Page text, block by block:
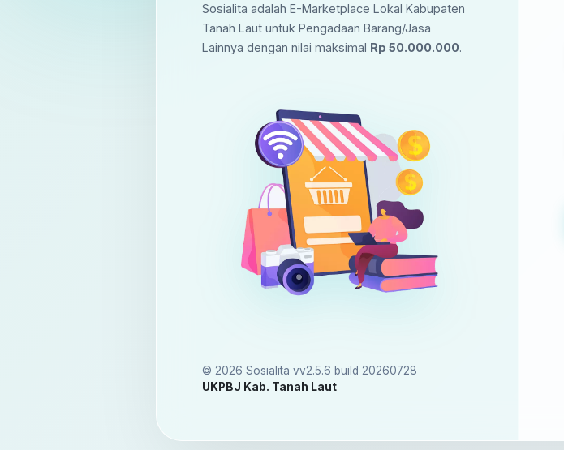
Sosialita adalah E-Marketplace Lokal Kabupaten
Tanah Laut untuk Pengadaan Barang/Jasa
Lainnya dengan nilai maksimal Rp 50.000.000.
© 2026 Sosialita vv2.5.6 build 20260728
UKPBJ Kab. Tanah Laut